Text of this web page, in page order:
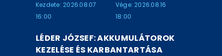
Kezdete: 2026.08.07
16:00
Vége: 2026.08.16
18:00
LÉDER JÓZSEF: AKKUMULÁTOROK
KEZELÉSE ÉS KARBANTARTÁSA